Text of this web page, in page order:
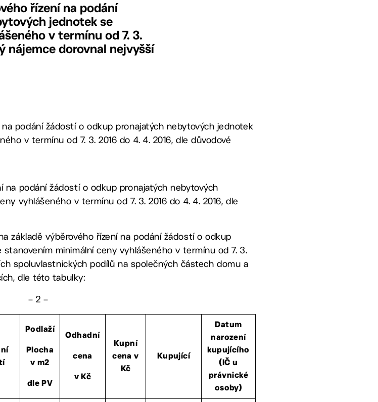
řízení na podání
jednotek se
v termínu od 7. 3.
nájemce dorovnal nejvyšší
podání žádostí o odkup pronajatých nebytových jednotek
v termínu od 7. 3. 2016 do 4. 4. 2016, dle důvodové
na podání žádostí o odkup pronajatých nebytových
vyhlášeného v termínu od 7. 3. 2016 do 4. 4. 2016, dle
základě výběrového řízení na podání žádostí o odkup
minimální ceny vyhlášeného v termínu od 7. 3.
spoluvlastnických podílů na společných částech domu a
dle této tabulky:
– 2 –
Podlaží
Plocha
v m2
dle PV
Odhadní
cena
v Kč
Kupní
cena v
Kč
Kupující
Datum
narození
kupujícího
(IČ u
právnické
osoby)